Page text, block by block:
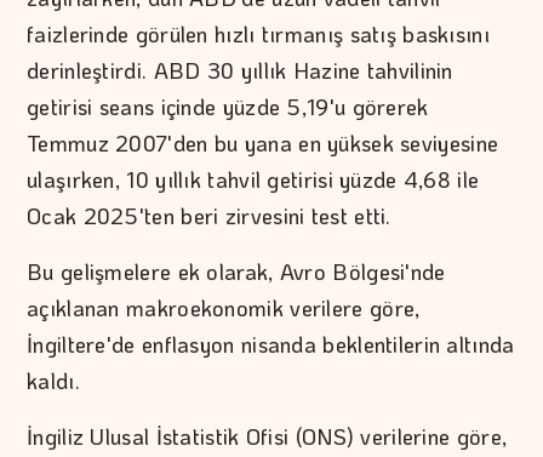
faizlerinde görülen hızlı tırmanış satış baskısını
derinleştirdi. ABD 30 yıllık Hazine tahvilinin
getirisi seans içinde yüzde 5,19'u görerek
Temmuz 2007'den bu yana en yüksek seviyesine
ulaşırken, 10 yıllık tahvil getirisi yüzde 4,68 ile
Ocak 2025'ten beri zirvesini test etti.
Bu gelişmelere ek olarak, Avro Bölgesi'nde
açıklanan makroekonomik verilere göre,
İngiltere'de enflasyon nisanda beklentilerin altında
kaldı.
İngiliz Ulusal İstatistik Ofisi (ONS) verilerine göre,